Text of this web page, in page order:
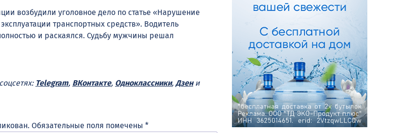
возбудили уголовное дело по статье «Нарушение
транспортных средств». Водитель
и раскаялся. Судьбу мужчины решал
Telegram, ВКонтакте, Одноклассники, Дзени
Обязательные поля помечены *